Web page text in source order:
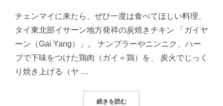
日:
チェンマイに来たら、ぜひ一度は食べてほしい料理、
タイ東北部イサーン地方発祥の炭焼きチキン 「ガイヤ
ーン（Gai Yang）」。 ナンプラーやニンニク、ハー
ブで下味をつけた鶏肉（ガイ＝鶏）を、 炭火でじっく
り焼き上げる（ヤ …
続きを読む“チェンマイ｜鶏一羽丸ごと炭焼き